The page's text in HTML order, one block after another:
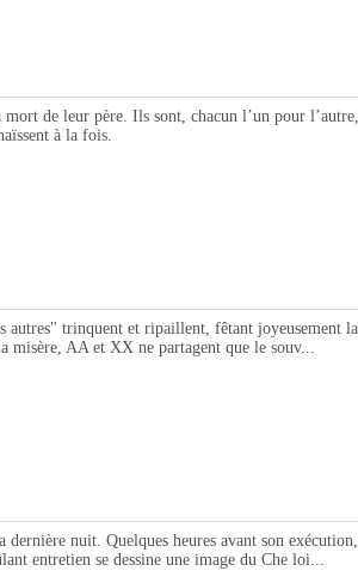
de leur père. Ils sont, chacun l’un pour
à la fois.
trinquent et ripaillent, fêtant joyeusement
misère, AA et XX ne partagent que le souv...
nuit. Quelques heures avant son
entretien se dessine une image du Che loi...